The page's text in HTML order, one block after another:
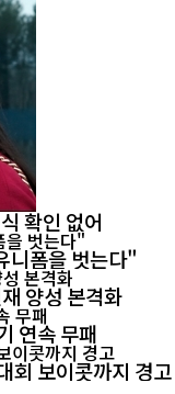
확인 없어
니폼을 벗는다"
양성 본격화
연속 무패
보이콧까지 경고